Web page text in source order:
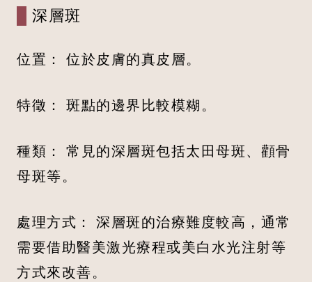
深層斑
位置： 位於皮膚的真皮層。
特徵： 斑點的邊界比較模糊。
種類： 常見的深層斑包括太田母斑、顴骨
母斑等。
處理方式： 深層斑的治療難度較高，通常
需要借助醫美激光療程或美白水光注射等
方式來改善。